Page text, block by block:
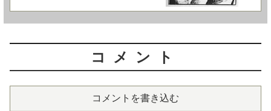
コメント
コメントを書き込む